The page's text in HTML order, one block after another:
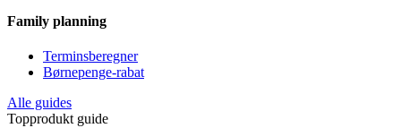
Family planning
Terminsberegner
Børnepenge-rabat
Alle guides
Topprodukt guide